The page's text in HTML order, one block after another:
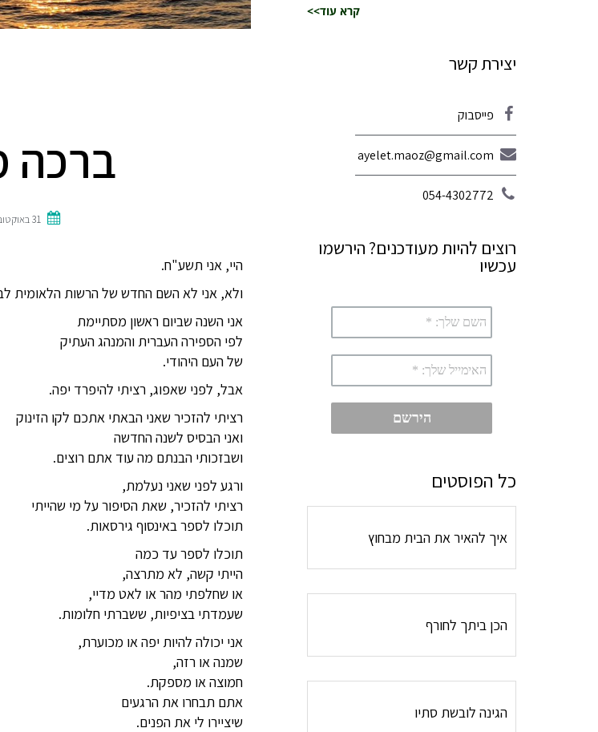
קרא עוד>>
יצירת קשר
פייסבוק
ayelet.maoz@gmail.com
054-4302772
רוצים להיות מעודכנים? הירשמו
עכשיו
כל הפוסטים
איך להאיר את הבית מבחוץ
הכן ביתך לחורף
הגינה לובשת סתיו
ברכה
31 באוקטובר, 2018
היי, אני תשע"ח.
ולא, אני לא השם החדש של הרשות הלאומית
אני השנה שביום ראשון מסתיימת
לפי הספירה העברית והמנהג העתיק
של העם היהודי.
אבל, לפני שאפוג, רציתי להיפרד יפה.
רציתי להזכיר שאני הבאתי אתכם לקו הזינוק
ואני הבסיס לשנה החדשה
ושבזכותי הבנתם מה עוד אתם רוצים.
ורגע לפני שאני נעלמת,
רציתי להזכיר, שאת הסיפור על מי שהייתי
תוכלו לספר באינסוף גירסאות.
תוכלו לספר עד כמה
הייתי קשה, לא מתרצה,
או שחלפתי מהר או לאט מדיי,
שעמדתי בציפיות, ששברתי חלומות.
אני יכולה להיות יפה או מכוערת,
שמנה או רזה,
חמוצה או מספקת.
אתם תבחרו את הרגעים
שיציירו לי את הפנים.